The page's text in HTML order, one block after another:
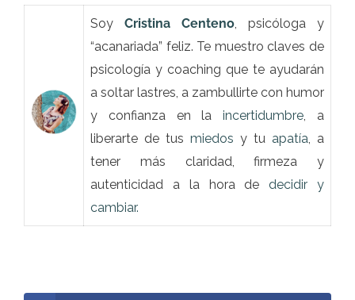
Soy Cristina Centeno, psicóloga y
“acanariada” feliz. Te muestro claves de
psicología y coaching que te ayudarán
a soltar lastres, a zambullirte con humor
y confianza en laincertidumbre, a
liberarte de tus miedos y tu apatía, a
tener más claridad, firmeza y
autenticidad a la hora de decidir y
cambiar.